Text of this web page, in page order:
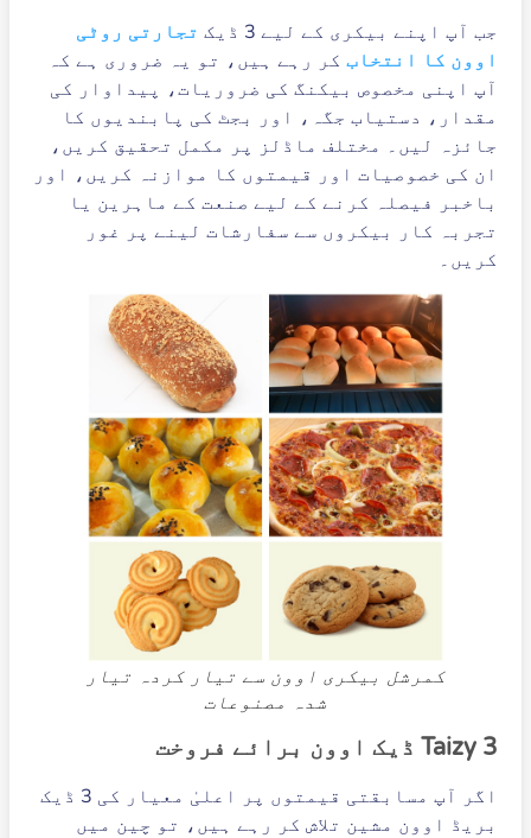
جب آپ اپنے بیکری کے لیے 3 ڈیک
تجارتی روٹی
اوون کا انتخاب کر رہے ہیں، تو یہ ضروری ہے کہ
آپ اپنی مخصوص بیکنگ کی ضروریات، پیداوار کی
مقدار، دستیاب جگہ، اور بجٹ کی پابندیوں کا
جائزہ لیں۔ مختلف ماڈلز پر مکمل تحقیق کریں،
ان کی خصوصیات اور قیمتوں کا موازنہ کریں، اور
باخبر فیصلہ کرنے کے لیے صنعت کے ماہرین یا
تجربہ کار بیکروں سے سفارشات لینے پر غور
کریں۔
کمرشل بیکری اوون سے تیار کردہ تیار
شدہ مصنوعات
Taizy 3 ڈیک اوون برائے فروخت
اگر آپ مسابقتی قیمتوں پر اعلیٰ معیار کی 3 ڈیک
بریڈ اوون مشین تلاش کر رہے ہیں، تو چین میں